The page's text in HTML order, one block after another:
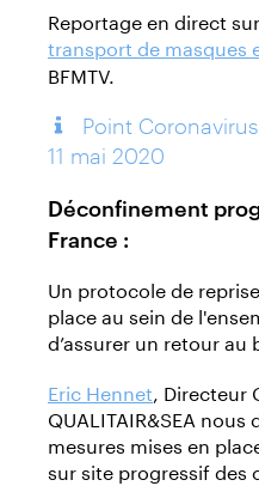
Reportage en direct
transport de masques
BFMTV.
Point Coronavirus
11 mai 2020
Déconfinement
France :
Un protocole de
place au sein de
d’assurer un retour
Eric Hennet , Directeur
QUALITAIR&SEA nous
mesures mises en
sur site progressif des